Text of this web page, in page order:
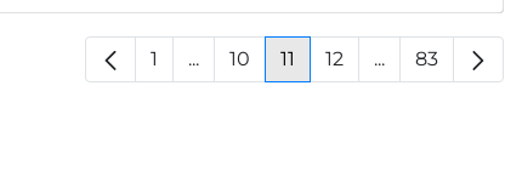
Pagina
1 ...Pagine intermedie
Pagina
10 Pagina
11 Pagina
12 ...PaginePagina
83